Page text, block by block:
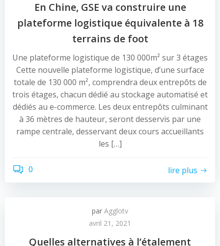
En Chine, GSE va construire une
plateforme logistique équivalente à 18
terrains de foot
Une plateforme logistique de 130 000m² sur 3 étages
Cette nouvelle plateforme logistique, d’une surface
totale de 130 000 m², comprendra deux entrepôts de
trois étages, chacun dédié au stockage automatisé et
dédiés au e-commerce. Les deux entrepôts culminant
à 36 mètres de hauteur, seront desservis par une
rampe centrale, desservant deux cours accueillants
les […]
0 lire plus
par Agglotv
avril 21, 2021
Quelles alternatives à l’étalement